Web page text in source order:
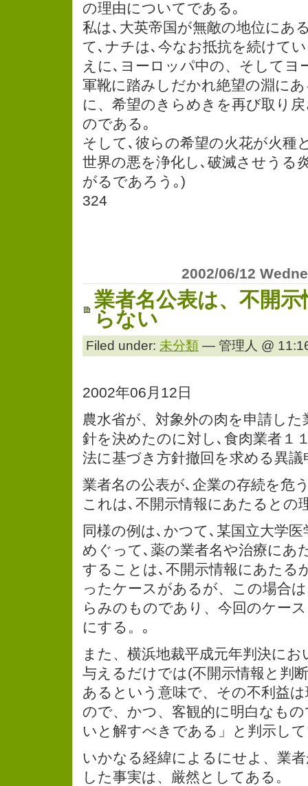
の理由についてである｡
私は､大英帝国が無敵の地位にあ
て､ナチは､今なお抵抗を続けて
えに､ヨーロッパ中の、そしてヨ
軍靴に踏みしだかれ絶望の淵に
に、希望のきらめきを再び取り
のである｡
そして､彼らの希望の火花が火種
世界の悪を浄化し､破滅させうる
がるであろう｡)
324
2002/06/12
業者名公表は、不開
らない
Filed under: 未分類 — 管理人 @
2002年06月12日
農水省が、対象外の肉を申請し
針を決めたのに対し､食肉業者１
法に基づき方針撤回を求める異
業者名の公表が､企業の存続を危
これは､不開示情報にあたるとの
同様の例は､かつて､某国立大学
めぐって､薬の業者名や治療にあ
することは､不開示情報にあたる
ったケースがあるが、この場合
らみのものであり、今回のケー
にする。｡
また、横浜地裁平成元年判決に
与えるだけでは(不開示情報と判
あるという意味で、その不利益
ので、かつ、客観的に明白なも
いと解すべきである」と判示し
いかなる経緯によるにせよ、業
した事実は、厳然としてある。